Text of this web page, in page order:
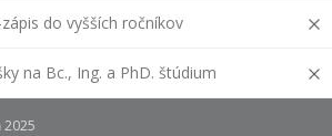
zápis do vyšších ročníkov
na Bc., Ing. a PhD. štúdium